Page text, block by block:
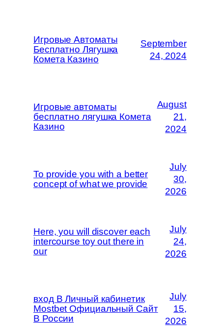
Игровые Автоматы
Бесплатно Лягушка
Комета Казино
September
24, 2024
Игровые автоматы
бесплатно лягушка Комета
Казино
August
21,
2024
To provide you with a better
concept of what we provide
July
30,
2026
Here, you will discover each
intercourse toy out there in
our
July
24,
2026
вход В Личный кабинетик
Mostbet Официальный Сайт
В России
July
15,
2026